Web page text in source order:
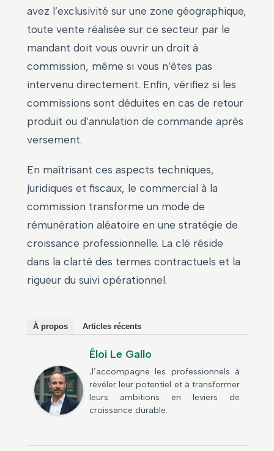
avez l’exclusivité sur une zone géographique,
toute vente réalisée sur ce secteur par le
mandant doit vous ouvrir un droit à
commission, même si vous n’êtes pas
intervenu directement. Enfin, vérifiez si les
commissions sont déduites en cas de retour
produit ou d’annulation de commande après
versement.
En maîtrisant ces aspects techniques,
juridiques et fiscaux, le commercial à la
commission transforme un mode de
rémunération aléatoire en une stratégie de
croissance professionnelle. La clé réside
dans la clarté des termes contractuels et la
rigueur du suivi opérationnel.
À propos Articles récents
Éloi Le Gallo
J’accompagne les professionnels à
révéler leur potentiel et à transformer
leurs ambitions en leviers de
croissance durable.